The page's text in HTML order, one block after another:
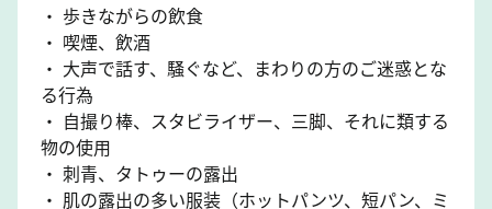
・ 歩きながらの飲食
・ 喫煙、飲酒
・ 大声で話す、騒ぐなど、まわりの方のご迷惑とな
る行為
・ 自撮り棒、スタビライザー、三脚、それに類する
物の使用
・ 刺青、タトゥーの露出
・ 肌の露出の多い服装（ホットパンツ、短パン、ミ